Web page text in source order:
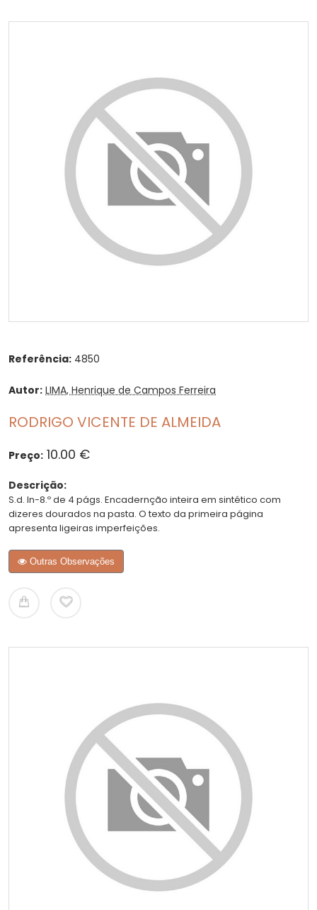
Referência: 4850
Autor: LIMA, Henrique de Campos Ferreira
RODRIGO VICENTE DE ALMEIDA
Preço: 10.00 €
Descrição:
S.d. In-8.º de 4 págs. Encadernção inteira em sintético com
dizeres dourados na pasta. O texto da primeira página
apresenta ligeiras imperfeições.
Outras Observações